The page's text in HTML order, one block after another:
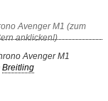
Avenger M1
Breitling